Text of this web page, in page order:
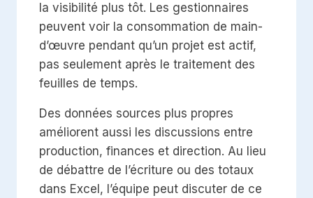
la visibilité plus tôt. Les gestionnaires
peuvent voir la consommation de main-
d’œuvre pendant qu’un projet est actif,
pas seulement après le traitement des
feuilles de temps.
Des données sources plus propres
améliorent aussi les discussions entre
production, finances et direction. Au lieu
de débattre de l’écriture ou des totaux
dans Excel, l’équipe peut discuter de ce